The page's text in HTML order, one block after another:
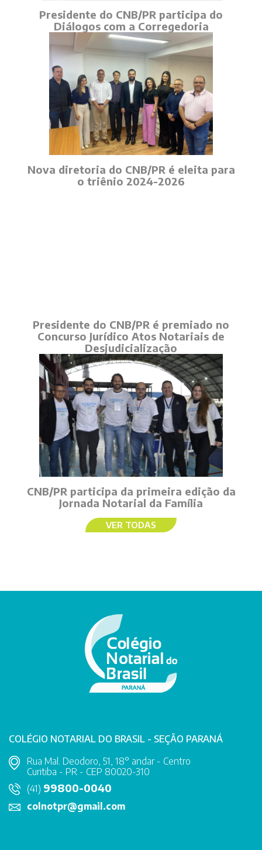
Presidente do CNB/PR participa do
Diálogos com a Corregedoria
Nova diretoria do CNB/PR é eleita para
o triênio 2024-2026
Presidente do CNB/PR é premiado no
Concurso Jurídico Atos Notariais de
Desjudicialização
CNB/PR participa da primeira edição da
Jornada Notarial da Família
VER TODAS
COLÉGIO NOTARIAL DO BRASIL - SEÇÃO PARANÁ
Rua Mal. Deodoro, 51, 18° andar - Centro
Curitiba - PR - CEP 80020-310
(41) 99800-0040
colnotpr@gmail.com